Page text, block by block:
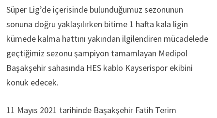
Süper Lig’de içerisinde bulunduğumuz sezonunun
sonuna doğru yaklaşılırken bitime 1 hafta kala ligin
kümede kalma hattını yakından ilgilendiren mücadelede
geçtiğimiz sezonu şampiyon tamamlayan Medipol
Başakşehir sahasında HES kablo Kayserispor ekibini
konuk edecek.
11 Mayıs 2021 tarihinde Başakşehir Fatih Terim